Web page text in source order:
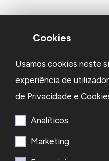
Cookies
Usamos cookies neste
experiência de
de Privacidade e
Analíticos
Marketing